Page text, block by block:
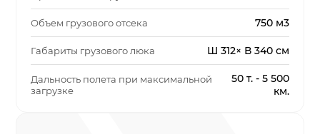
Объем грузового отсека 750 м3
Габариты грузового люка Ш 312× В 340 см
Дальность полета при максимальной
загрузке
50 т. - 5 500
км.